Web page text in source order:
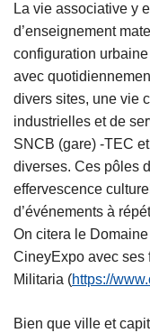
La vie associative y
d’enseignement
configuration
avec
divers sites, une vie
industrielles et de
SNCB (gare) -TEC
diverses. Ces pôles
effervescence
d’événements à
On citera le
CineyExpo avec ses
Militaria (https://
Bien que ville et